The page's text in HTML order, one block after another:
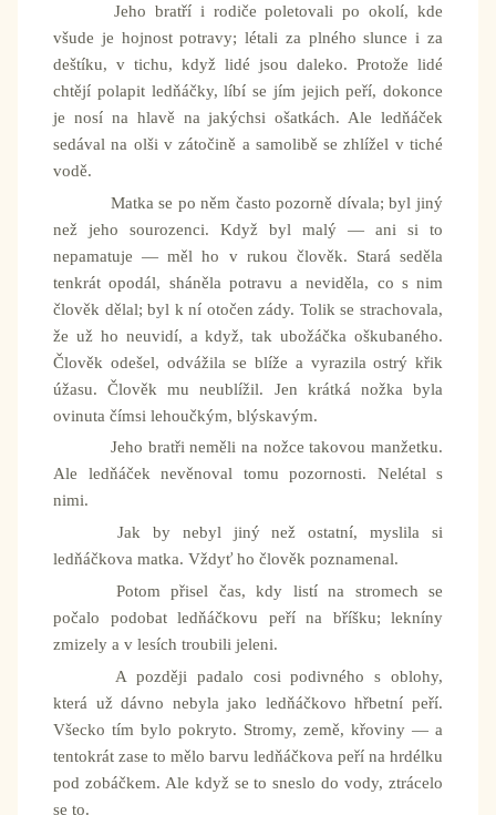
Jeho bratří i rodiče poletovali po okolí, kde
všude je hojnost potravy; létali za plného slunce i za
deštíku, v tichu, když lidé jsou daleko. Protože lidé
chtějí polapit ledňáčky, líbí se jím jejich peří, dokonce
je nosí na hlavě na jakýchsi ošatkách. Ale ledňáček
sedával na olši v zátočině a samolibě se zhlížel v tiché
vodě.
Matka se po něm často pozorně dívala; byl jiný
než jeho sourozenci. Když byl malý — ani si to
nepamatuje — měl ho v rukou člověk. Stará seděla
tenkrát opodál, sháněla potravu a neviděla, co s nim
člověk dělal; byl k ní otočen zády. Tolik se strachovala,
že už ho neuvidí, a když, tak ubožáčka oškubaného.
Člověk odešel, odvážila se blíže a vyrazila ostrý křik
úžasu. Člověk mu neublížil. Jen krátká nožka byla
ovinuta čímsi lehoučkým, blýskavým.
Jeho bratři neměli na nožce takovou manžetku.
Ale ledňáček nevěnoval tomu pozornosti. Nelétal s
nimi.
Jak by nebyl jiný než ostatní, myslila si
ledňáčkova matka. Vždyť ho člověk poznamenal.
Potom přisel čas, kdy listí na stromech se
počalo podobat ledňáčkovu peří na bříšku; lekníny
zmizely a v lesích troubili jeleni.
A později padalo cosi podivného s oblohy,
která už dávno nebyla jako ledňáčkovo hřbetní peří.
Všecko tím bylo pokryto. Stromy, země, křoviny — a
tentokrát zase to mělo barvu ledňáčkova peří na hrdélku
pod zobáčkem. Ale když se to sneslo do vody, ztrácelo
se to.